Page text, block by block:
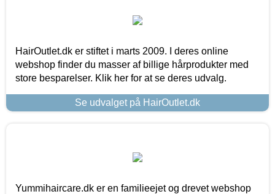
HairOutlet.dk er stiftet i marts 2009. I deres online
webshop finder du masser af billige hårprodukter med
store besparelser. Klik her for at se deres udvalg.
Se udvalget på HairOutlet.dk
Yummihaircare.dk er en familieejet og drevet webshop